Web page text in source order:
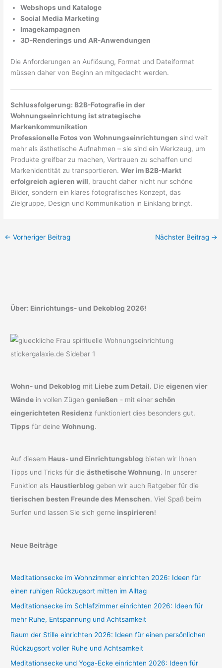
Webshops und Kataloge
Social Media Marketing
Imagekampagnen
3D-Renderings und AR-Anwendungen
Die Anforderungen an Auflösung, Format und Dateiformat
müssen daher von Beginn an mitgedacht werden.
Schlussfolgerung: B2B-Fotografie in der
Wohnungseinrichtung ist strategische
Markenkommunikation
Professionelle Fotos von Wohnungseinrichtungen sind weit
mehr als ästhetische Aufnahmen – sie sind ein Werkzeug, um
Produkte greifbar zu machen, Vertrauen zu schaffen und
Markenidentität zu transportieren.Wer im B2B-Markt
erfolgreich agieren will, braucht daher nicht nur schöne
Bilder, sondern ein klares fotografisches Konzept, das
Zielgruppe, Design und Kommunikation in Einklang bringt.
← Vorheriger Beitrag Nächster Beitrag →
Über: Einrichtungs- und Dekoblog 2026!
Wohn- und Dekoblog mit Liebe zum Detail. Dieeigenen vier
Wände in vollen Zügengenießen - mit einerschön
eingerichteten Residenz funktioniert dies besonders gut.
Tipps für deineWohnung.
Auf diesem Haus- und Einrichtungsblog bieten wir Ihnen
Tipps und Tricks für dieästhetische Wohnung. In unserer
Funktion als Haustierblog geben wir auch Ratgeber für die
tierischen besten Freunde des Menschen. Viel Spaß beim
Surfen und lassen Sie sich gerne inspirieren!
Neue Beiträge
Meditationsecke im Wohnzimmer einrichten 2026: Ideen für
einen ruhigen Rückzugsort mitten im Alltag
Meditationsecke im Schlafzimmer einrichten 2026: Ideen für
mehr Ruhe, Entspannung und Achtsamkeit
Raum der Stille einrichten 2026: Ideen für einen persönlichen
Rückzugsort voller Ruhe und Achtsamkeit
Meditationsecke und Yoga-Ecke einrichten 2026: Ideen für